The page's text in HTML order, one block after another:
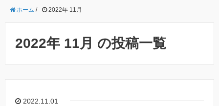
ホーム / 2022年 11月
2022年 11月 の投稿一覧
2022.11.01